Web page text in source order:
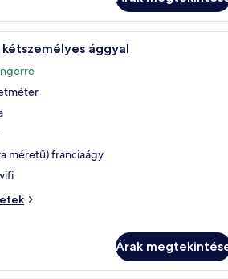
Egy szállodai szoba,
kétszemélyes ággyal
méretű) franciaágy
Árak